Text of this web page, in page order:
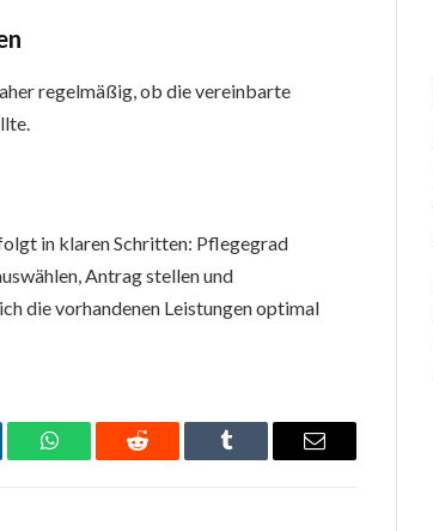
regelmäßig, ob die vereinbarte
in klaren Schritten: Pflegegrad
Antrag stellen und
die vorhandenen Leistungen optimal
WhatsAppReddit Tumblr Email